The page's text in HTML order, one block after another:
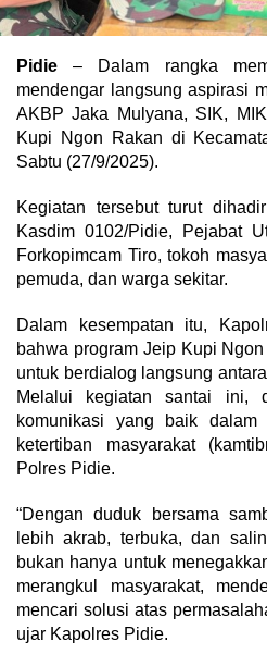
Pidie – Dalam rangka
mendengar langsung aspirasi
AKBP Jaka Mulyana, SIK,
Kupi Ngon Rakan di
Sabtu (27/9/2025).
Kegiatan tersebut turut
Kasdim 0102/Pidie, Pejabat
Forkopimcam Tiro, tokoh
pemuda, dan warga sekitar.
Dalam kesempatan itu,
bahwa program Jeip Kupi
untuk berdialog langsung
Melalui kegiatan santai ini,
komunikasi yang baik dalam
ketertiban masyarakat
Polres Pidie.
“Dengan duduk bersama
lebih akrab, terbuka, dan
bukan hanya untuk
merangkul masyarakat,
mencari solusi atas
ujar Kapolres Pidie.